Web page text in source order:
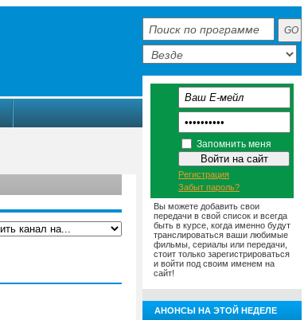
Запомнить меня
Регистрация
Забыт пароль?
Вы можете добавить свои
передачи в свой список и всегда
быть в курсе, когда именно будут
транслироваться ваши любимые
фильмы, сериалы или передачи,
стоит только зарегистрироваться
и войти под своим именем на
сайт!
АНОНСЫ НА ЭТОЙ НЕДЕЛЕ